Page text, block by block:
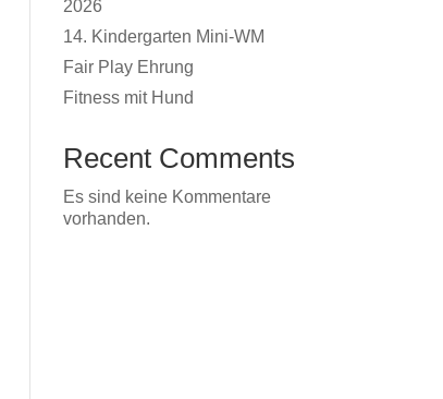
2026
14. Kindergarten Mini-WM
Fair Play Ehrung
Fitness mit Hund
Recent Comments
Es sind keine Kommentare
vorhanden.